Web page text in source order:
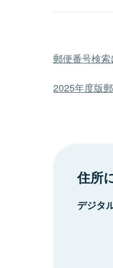
郵便番号検
2025年度版
住所
デジタ